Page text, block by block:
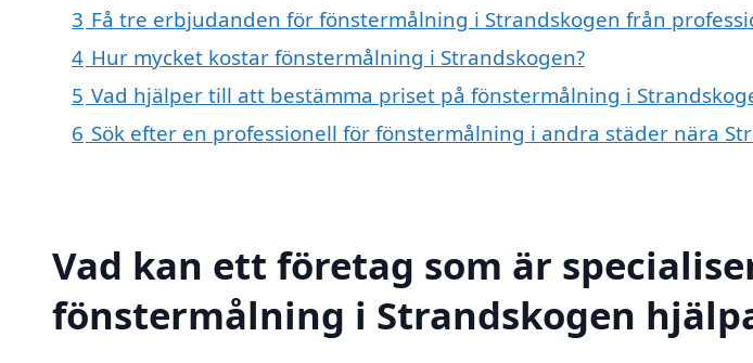
3 Få tre erbjudanden för fönstermålning i Strandskogen från
4 Hur mycket kostar fönstermålning i Strandskogen?
5 Vad hjälper till att bestämma priset på fönstermålning i
6 Sök efter en professionell för fönstermålning i andra städer nära
Vad kan ett företag som är
fönstermålning i Strandskogen